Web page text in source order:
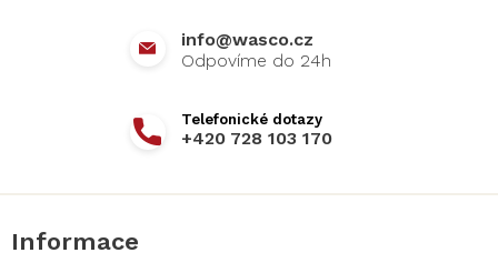
info@wasco.cz
+420 728 103 170
Informace